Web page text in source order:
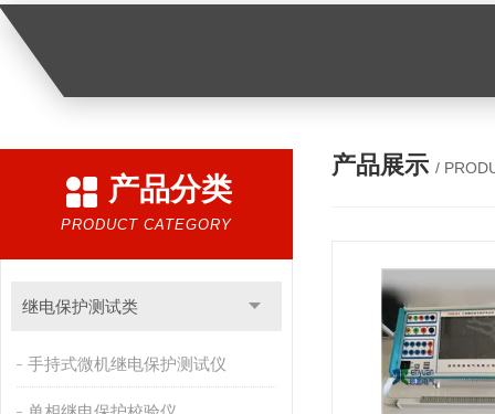
产品分类
PRODUCT CATEGORY
继电保护测试类
手持式微机继电保护测试仪
产品展示 /